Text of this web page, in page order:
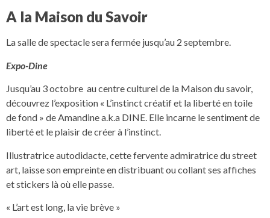
A la Maison du Savoir
La salle de spectacle sera fermée jusqu’au 2 septembre.
Expo-Dine
Jusqu’au 3 octobre au centre culturel de la Maison du savoir,
découvrez l’exposition « L’instinct créatif et la liberté en toile
de fond » de Amandine a.k.a DINE. Elle incarne le sentiment de
liberté et le plaisir de créer à l’instinct.
Illustratrice autodidacte, cette fervente admiratrice du street
art, laisse son empreinte en distribuant ou collant ses affiches
et stickers là où elle passe.
« L’art est long, la vie brève »